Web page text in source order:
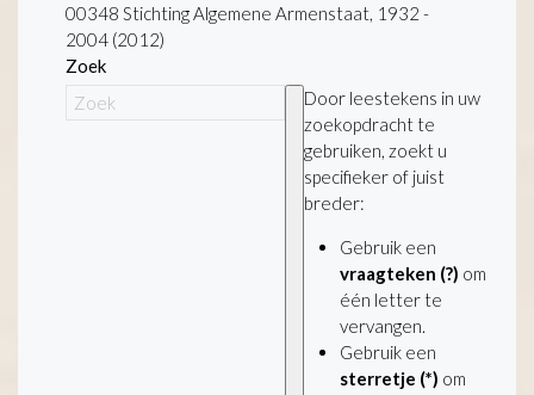
00348 Stichting Algemene Armenstaat, 1932 -
2004 (2012)
Zoek
Door leestekens in uw
zoekopdracht te
gebruiken, zoekt u
specifieker of juist
breder:
Gebruik een
vraagteken (?) om
één letter te
vervangen.
Gebruik een
sterretje (*) om